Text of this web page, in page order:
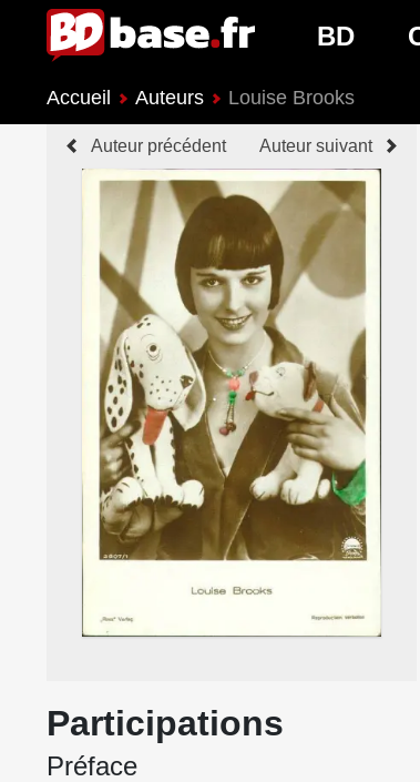
BD
Genres BD
Accueil Auteurs Louise Brooks
Auteur précédent Auteur suivant
Participations
Préface